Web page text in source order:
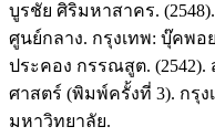
บูรชัย ศิริมหาสาคร.
ศูนย์กลาง. กรุงเทพ: บุ๊คพอ
ประคอง กรรณสูต. (2542).
ศาสตร์ (พิมพ์ครั้งที่ 3). กรุ
มหาวิทยาลัย.